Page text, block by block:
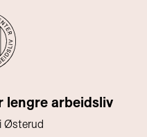
lengre arbeidsliv
Østerud